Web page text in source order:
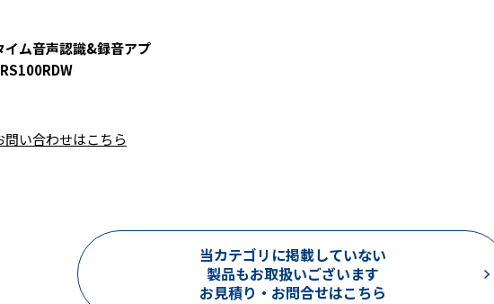
イム音声認識&録音アプ
問い合わせはこちら
当カテゴリに掲載していない
製品もお取扱いございます
お見積り・お問合せはこちら